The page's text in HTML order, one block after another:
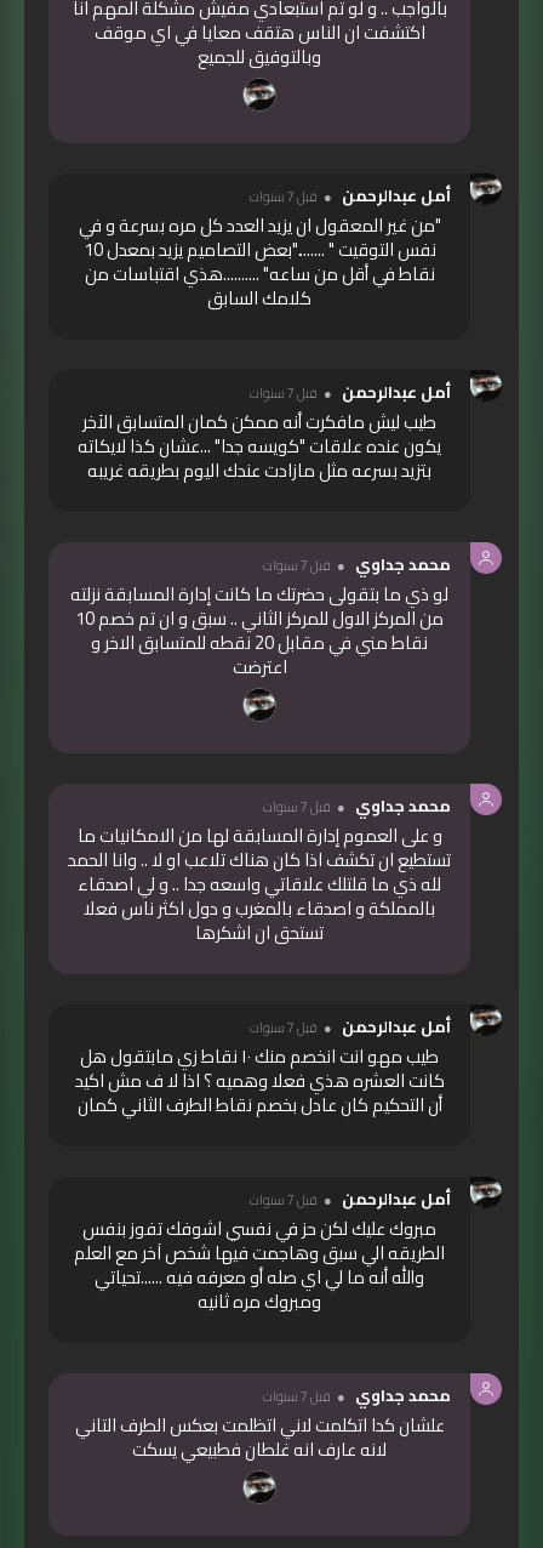
بالواجب .. و لو تم استبعادي مفيش مشكلة المهم انا
اكتشفت ان الناس هتقف معايا في اي موقف
وبالتوفيق للجميع
أمل عبدالرحمن قبل 7 سنوات
"من غير المعقول ان يزيد العدد كل مره بسرعة و في
نفس التوقيت " ........"بعض التصاميم يزيد بمعدل 10
نقاط في أقل من ساعه" ..........هذي اقتباسات من
كلامك السابق
أمل عبدالرحمن قبل 7 سنوات
طيب ليش مافكرت أنه ممكن كمان المتسابق الآخر
يكون عنده علاقات "كويسه جدا" ...عشان كذا لايكاته
بتزيد بسرعه مثل مازادت عندك اليوم بطريقه غريبه
محمد جداوي قبل 7 سنوات
لو ذي ما بتقولى حضرتك ما كانت إدارة المسابقة نزلته
من المركز الاول للمركز الثاني .. سبق و ان تم خصم 10
نقاط مني في مقابل 20 نقطه للمتسابق الاخر و
اعترضت
محمد جداوي قبل 7 سنوات
و على العموم إدارة المسابقة لها من الامكانيات ما
تستطيع ان تكشف اذا كان هناك تلاعب او لا .. وانا الحمد
لله ذي ما قلتلك علاقاتي واسعه جدا .. و لي اصدقاء
بالمملكة و اصدقاء بالمغرب و دول اكثر ناس فعلا
تستحق ان اشكرها
أمل عبدالرحمن قبل 7 سنوات
طيب مهو انت انخصم منك ١٠ نقاط زي مابتقول هل
كانت العشره هذي فعلا وهميه ؟ اذا لا ف مش اكيد
أن التحكيم كان عادل بخصم نقاط الطرف الثاني كمان
أمل عبدالرحمن قبل 7 سنوات
مبروك عليك لكن حز في نفسي اشوفك تفوز بنفس
الطريقه الي سبق وهاجمت فيها شخص آخر مع العلم
والله أنه ما لي اي صله أو معرفه فيه ......تحياتي
ومبروك مره ثانيه
محمد جداوي قبل 7 سنوات
علشان كدا اتكلمت لاني اتظلمت بعكس الطرف التاني
لانه عارف انه غلطان فطبيعي يسكت